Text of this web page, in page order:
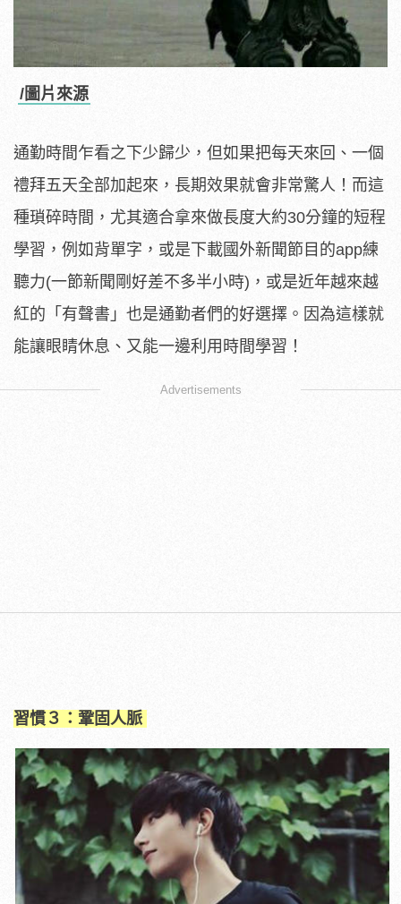
/圖片來源
通勤時間乍看之下少歸少，但如果把每天來回、一個
禮拜五天全部加起來，長期效果就會非常驚人！而這
種瑣碎時間，尤其適合拿來做長度大約30分鐘的短程
學習，例如背單字，或是下載國外新聞節目的app練
聽力(一節新聞剛好差不多半小時)，或是近年越來越
紅的「有聲書」也是通勤者們的好選擇。因為這樣就
能讓眼睛休息、又能一邊利用時間學習！
Advertisements
習慣３：鞏固人脈